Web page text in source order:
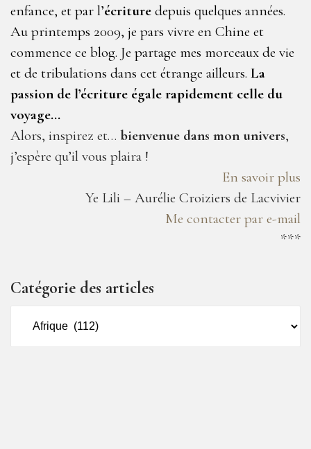
enfance, et par l’écriture depuis quelques années.
Au printemps 2009, je pars vivre en Chine et
commence ce blog. Je partage mes morceaux de vie
et de tribulations dans cet étrange ailleurs. La
passion de l’écriture égale rapidement celle du
voyage…
Alors, inspirez et… bienvenue dans mon univers,
j’espère qu’il vous plaira !
En savoir plus
Ye Lili – Aurélie Croiziers de Lacvivier
Me contacter par e-mail
***
Catégorie des articles